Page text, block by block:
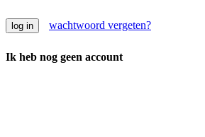
wachtwoord vergeten?
Ik heb nog geen account